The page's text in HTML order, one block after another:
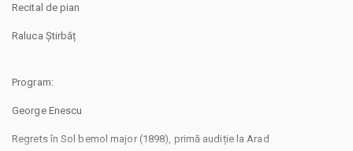
Recital de pian
Raluca Știrbăț
Program:
George Enescu
Regrets în Sol bemol major (1898), primă audiție la Arad